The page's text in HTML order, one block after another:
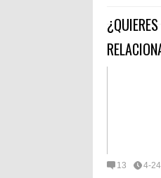
13 4-